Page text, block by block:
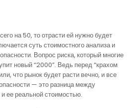
на 50, то отрасти ей нужно будет
суть стоимостного анализа и
Вопрос риска, который многие
новый “2000”. Ведь перед “крахом
что рынок будет расти вечно, и все
— это разница между
ее реальной стоимостью.